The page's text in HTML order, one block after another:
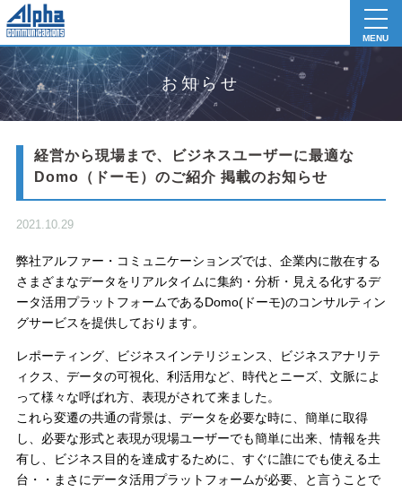
MENU
お知らせ
経営から現場まで、ビジネスユーザーに最適な
Domo（ドーモ）のご紹介 掲載のお知らせ
2021.10.29
弊社アルファー・コミュニケーションズでは、企業内に散在する
さまざまなデータをリアルタイムに集約・分析・見える化するデ
ータ活用プラットフォームであるDomo(ドーモ)のコンサルティン
グサービスを提供しております。
レポーティング、ビジネスインテリジェンス、ビジネスアナリテ
ィクス、データの可視化、利活用など、時代とニーズ、文脈によ
って様々な呼ばれ方、表現がされて来ました。
これら変遷の共通の背景は、データを必要な時に、簡単に取得
し、必要な形式と表現が現場ユーザーでも簡単に出来、情報を共
有し、ビジネス目的を達成するために、すぐに誰にでも使える土
台・・まさにデータ活用プラットフォームが必要、と言うことで